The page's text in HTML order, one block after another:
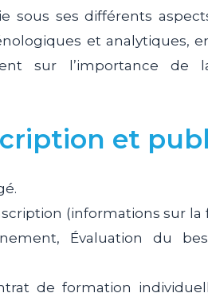
sous ses différents
et analytiques,
sur l’importance de
et
(informations sur
Évaluation du
de formation